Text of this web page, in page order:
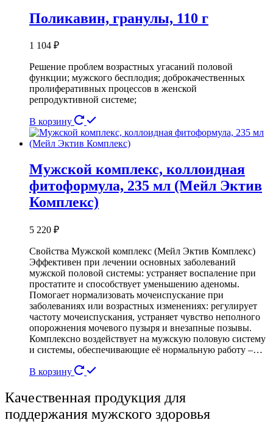
Поликавин, гранулы, 110 г
1 104 ₽
Решение проблем возрастных угасаний половой
функции; мужского бесплодия; доброкачественных
пролиферативных процессов в женской
репродуктивной системе;
В корзину
Мужской комплекс, коллоидная
фитоформула, 235 мл (Мейл Эктив
Комплекс)
5 220 ₽
Свойства Мужской комплекс (Мейл Эктив Комплекс)
Эффективен при лечении основных заболеваний
мужской половой системы: устраняет воспаление при
простатите и способствует уменьшению аденомы.
Помогает нормализовать мочеиспускание при
заболеваниях или возрастных изменениях: регулирует
частоту мочеиспускания, устраняет чувство неполного
опорожнения мочевого пузыря и внезапные позывы.
Комплексно воздействует на мужскую половую систему
и системы, обеспечивающие её нормальную работу –…
В корзину
Качественная продукция для
поддержания мужского здоровья